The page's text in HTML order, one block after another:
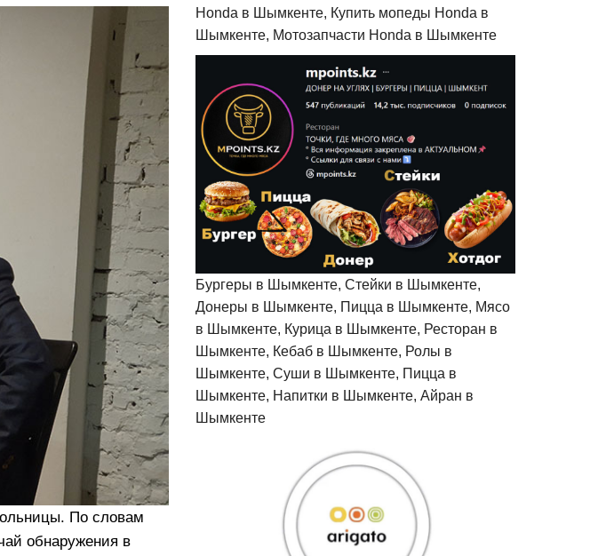
По словам
обнаружения в
Honda в Шымкенте, Купить мопеды Honda в
Шымкенте, Мотозапчасти Honda в Шымкенте
Бургеры в Шымкенте, Стейки в Шымкенте,
Донеры в Шымкенте, Пицца в Шымкенте, Мясо
в Шымкенте, Курица в Шымкенте, Ресторан в
Шымкенте, Кебаб в Шымкенте, Ролы в
Шымкенте, Суши в Шымкенте, Пицца в
Шымкенте, Напитки в Шымкенте, Айран в
Шымкенте